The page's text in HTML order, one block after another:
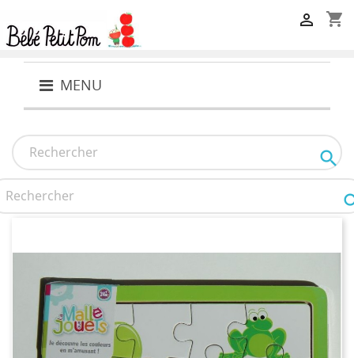
shopping_cart

MENU
